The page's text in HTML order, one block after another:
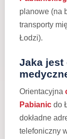
planowe (na
transporty
Łodzi).
Jaka jest
Orientacyjna
Pabianic do
dokładne
telefoniczny